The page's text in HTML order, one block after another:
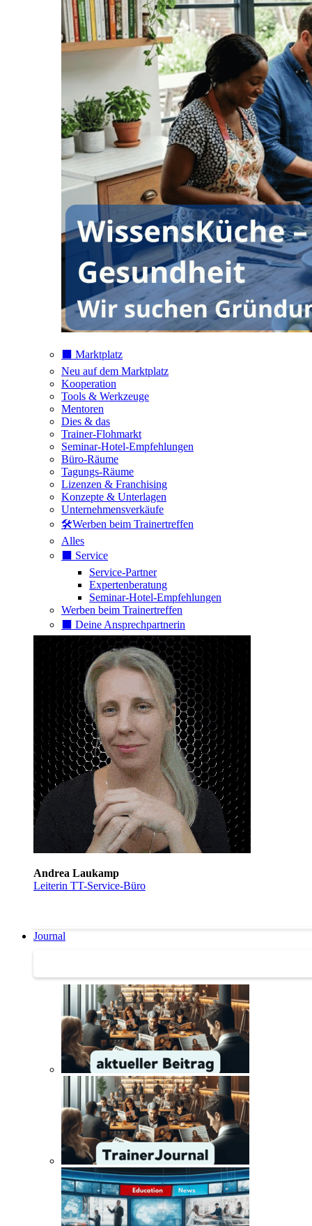
⬛️ Marktplatz
Neu auf dem Marktplatz
Kooperation
Tools & Werkzeuge
Mentoren
Dies & das
Trainer-Flohmarkt
Seminar-Hotel-Empfehlungen
Büro-Räume
Tagungs-Räume
Lizenzen & Franchising
Konzepte & Unterlagen
Unternehmensverkäufe
🛠️Werben beim Trainertreffen
Alles
⬛️ Service
Service-Partner
Expertenberatung
Seminar-Hotel-Empfehlungen
Werben beim Trainertreffen
⬛️ Deine Ansprechpartnerin
Andrea Laukamp
Leiterin TT-Service-Büro
Journal